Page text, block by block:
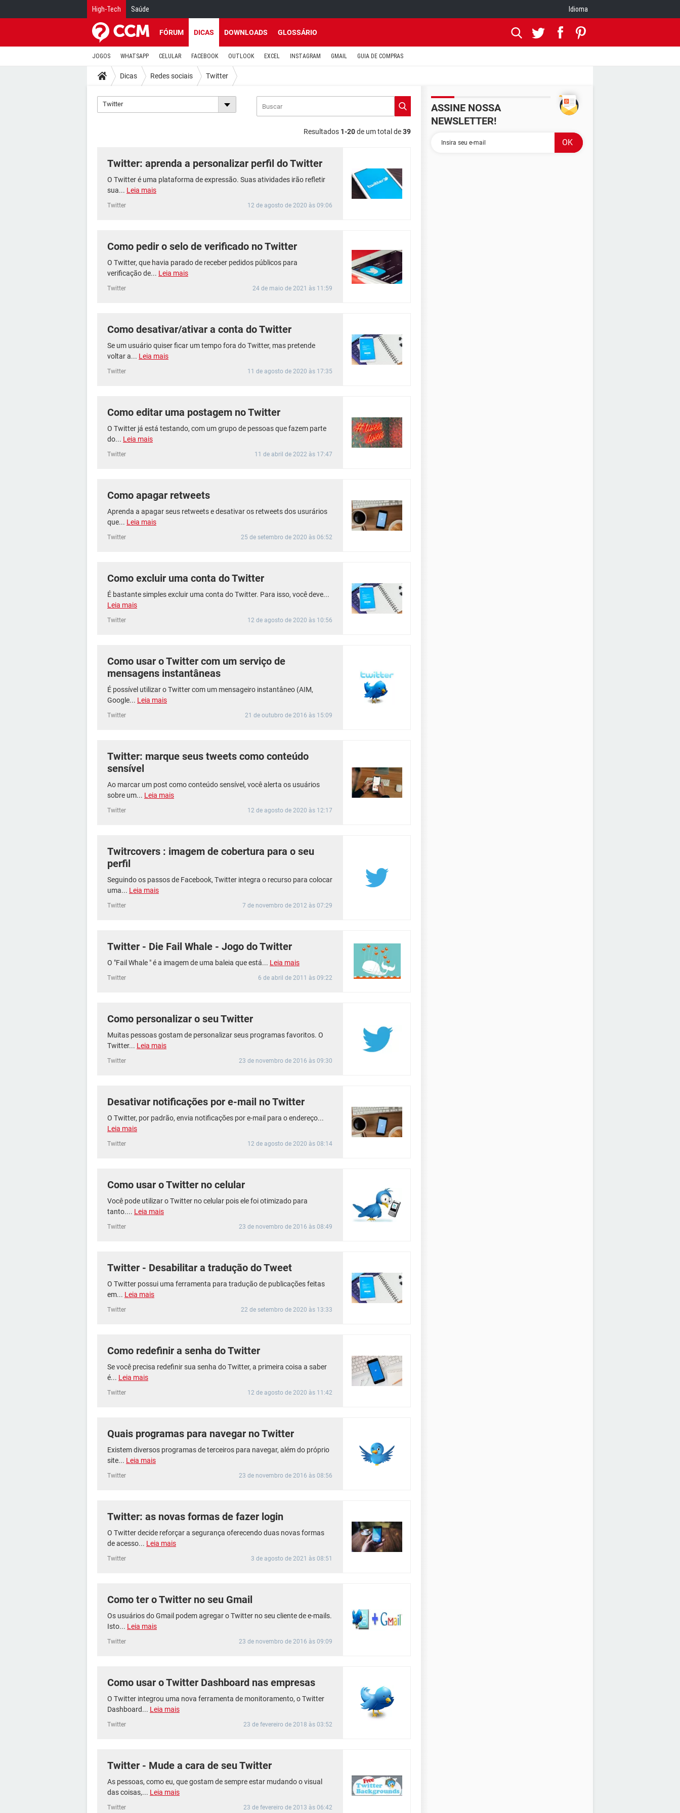
High-Tech Saúde Idioma
FÓRUM DICAS DOWNLOADS GLOSSÁRIO
JOGOS WHATSAPP CELULAR FACEBOOK OUTLOOK EXCEL INSTAGRAM GMAIL GUIA DE COMPRAS
Dicas Redes sociais Twitter
Twitter
Resultados 1-20de um total de39
Twitter: aprenda a personalizar perfil do Twitter
O Twitter é uma plataforma de expressão. Suas atividades irão refletir
sua... Leia mais
Twitter 12 de agosto de 2020 às 09:06
Como pedir o selo de verificado no Twitter
O Twitter, que havia parado de receber pedidos públicos para
verificação de... Leia mais
Twitter 24 de maio de 2021 às 11:59
Como desativar/ativar a conta do Twitter
Se um usuário quiser ficar um tempo fora do Twitter, mas pretende
voltar a... Leia mais
Twitter 11 de agosto de 2020 às 17:35
Como editar uma postagem no Twitter
O Twitter já está testando, com um grupo de pessoas que fazem parte
do... Leia mais
Twitter 11 de abril de 2022 às 17:47
Como apagar retweets
Aprenda a apagar seus retweets e desativar os retweets dos usurários
que... Leia mais
Twitter 25 de setembro de 2020 às 06:52
Como excluir uma conta do Twitter
É bastante simples excluir uma conta do Twitter. Para isso, você deve...
Leia mais
Twitter 12 de agosto de 2020 às 10:56
Como usar o Twitter com um serviço de
mensagens instantâneas
É possível utilizar o Twitter com um mensageiro instantâneo (AIM,
Google... Leia mais
Twitter 21 de outubro de 2016 às 15:09
Twitter: marque seus tweets como conteúdo
sensível
Ao marcar um post como conteúdo sensível, você alerta os usuários
sobre um... Leia mais
Twitter 12 de agosto de 2020 às 12:17
Twitrcovers : imagem de cobertura para o seu
perfil
Seguindo os passos de Facebook, Twitter integra o recurso para colocar
uma... Leia mais
Twitter 7 de novembro de 2012 às 07:29
Twitter - Die Fail Whale - Jogo do Twitter
O "Fail Whale " é a imagem de uma baleia que está... Leia mais
Twitter 6 de abril de 2011 às 09:22
Como personalizar o seu Twitter
Muitas pessoas gostam de personalizar seus programas favoritos. O
Twitter... Leia mais
Twitter 23 de novembro de 2016 às 09:30
Desativar notificações por e-mail no Twitter
O Twitter, por padrão, envia notificações por e-mail para o endereço...
Leia mais
Twitter 12 de agosto de 2020 às 08:14
Como usar o Twitter no celular
Você pode utilizar o Twitter no celular pois ele foi otimizado para
tanto.... Leia mais
Twitter 23 de novembro de 2016 às 08:49
Twitter - Desabilitar a tradução do Tweet
O Twitter possui uma ferramenta para tradução de publicações feitas
em... Leia mais
Twitter 22 de setembro de 2020 às 13:33
Como redefinir a senha do Twitter
Se você precisa redefinir sua senha do Twitter, a primeira coisa a saber
é... Leia mais
Twitter 12 de agosto de 2020 às 11:42
Quais programas para navegar no Twitter
Existem diversos programas de terceiros para navegar, além do próprio
site... Leia mais
Twitter 23 de novembro de 2016 às 08:56
Twitter: as novas formas de fazer login
O Twitter decide reforçar a segurança oferecendo duas novas formas
de acesso... Leia mais
Twitter 3 de agosto de 2021 às 08:51
Como ter o Twitter no seu Gmail
Os usuários do Gmail podem agregar o Twitter no seu cliente de e-mails.
Isto... Leia mais
Twitter 23 de novembro de 2016 às 09:09
Como usar o Twitter Dashboard nas empresas
O Twitter integrou uma nova ferramenta de monitoramento, o Twitter
Dashboard... Leia mais
Twitter 23 de fevereiro de 2018 às 03:52
Twitter - Mude a cara de seu Twitter
As pessoas, como eu, que gostam de sempre estar mudando o visual
das coisas,... Leia mais
Twitter 23 de fevereiro de 2013 às 06:42
ASSINE NOSSA
NEWSLETTER!